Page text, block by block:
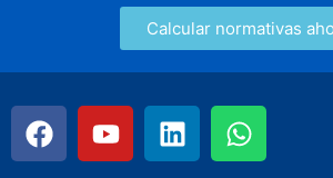
Calcular normativas